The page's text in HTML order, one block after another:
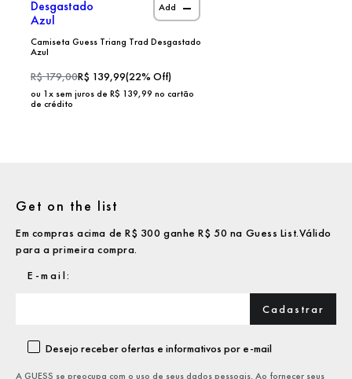
Add
Camiseta Guess Triang Trad Desgastado
Azul
R$179,00R$ 139,99(22% Off)
ou 1x sem juros de R$ 139,99 no cartão
de crédito
Get on the list
Em compras acima de R$ 300 ganhe R$ 50 na Guess List.Válido
para a primeira compra.
Cadastrar
Desejo receber ofertas e informativos por e-mail
A GUESS se preocupa com o uso de seus dados pessoais. Ao fornecer seus